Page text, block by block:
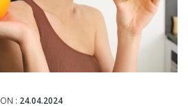
ON : 24.04.2024